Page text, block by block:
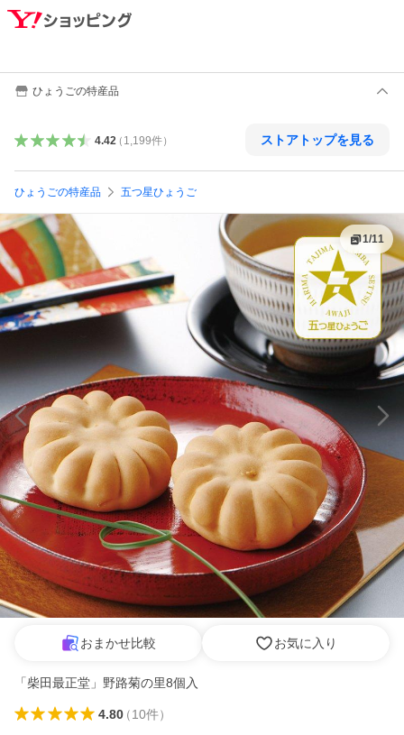
ひょうごの特産品
4.42（ 1,199件） ストアトップを見る
ひょうごの特産品 五つ星ひょうご
1/11
おまかせ比較 お気に入り
「柴田最正堂」野路菊の里8個入
4.80（10件）